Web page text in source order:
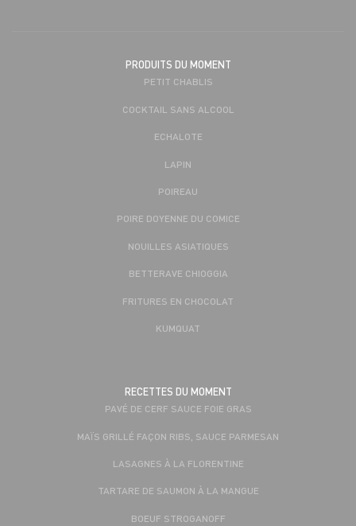
PRODUITS DU MOMENT
PETIT CHABLIS
COCKTAIL SANS ALCOOL
ECHALOTE
LAPIN
POIREAU
POIRE DOYENNE DU COMICE
NOUILLES ASIATIQUES
BETTERAVE CHIOGGIA
FRITURES EN CHOCOLAT
KUMQUAT
RECETTES DU MOMENT
PAVÉ DE CERF SAUCE FOIE GRAS
MAÏS GRILLÉ FAÇON RIBS, SAUCE PARMESAN
LASAGNES À LA FLORENTINE
TARTARE DE SAUMON À LA MANGUE
BOEUF STROGANOFF